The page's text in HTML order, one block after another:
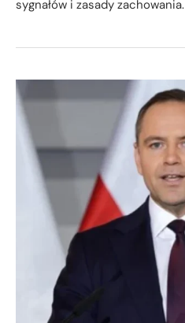
sygnałów i zasady zachowania.